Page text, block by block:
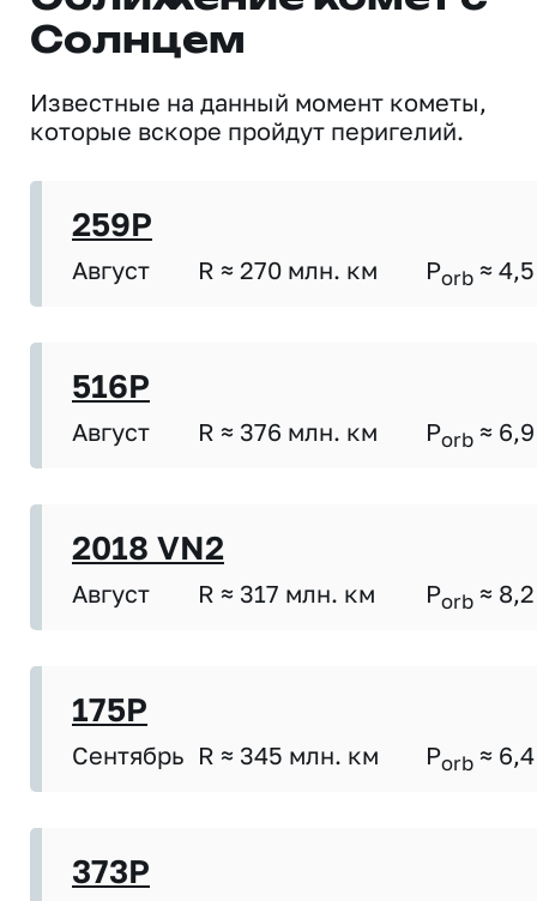
Солнцем
Известные на данный момент кометы,
которые вскоре пройдут перигелий.
259P
Август R ≈ 270 млн. км Porb ≈ 4,5
516P
Август R ≈ 376 млн. км Porb ≈ 6,9
2018 VN2
Август R ≈ 317 млн. км Porb ≈ 8,2
175P
Сентябрь R ≈ 345 млн. км Porb ≈ 6,4
373P